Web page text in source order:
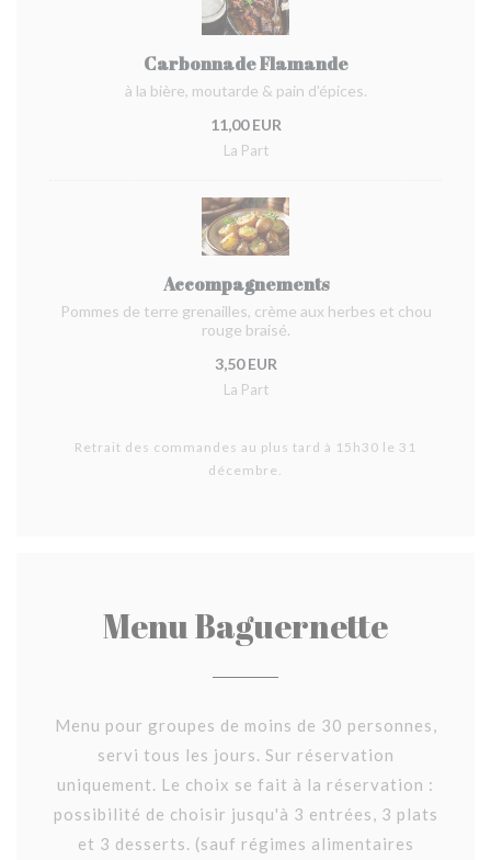
Carbonnade Flamande
à la bière, moutarde & pain d'épices.
11,00 EUR
La Part
Accompagnements
Pommes de terre grenailles, crème aux herbes et chou
rouge braisé.
3,50 EUR
La Part
Retrait des commandes au plus tard à 15h30 le 31
décembre.
Menu Baguernette
Menu pour groupes de moins de 30 personnes,
servi tous les jours. Sur réservation
uniquement. Le choix se fait à la réservation :
possibilité de choisir jusqu'à 3 entrées, 3 plats
et 3 desserts. (sauf régimes alimentaires